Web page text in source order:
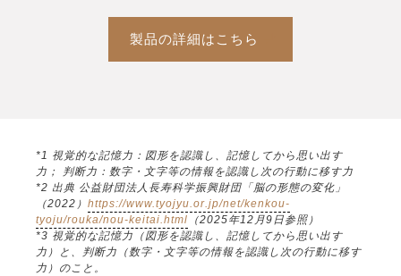
製品の詳細はこちら
*1 視覚的な記憶力：図形を認識し、記憶してから思い出す
力； 判断力：数字・文字等の情報を認識し次の行動に移す力
*2 出典 公益財団法人長寿科学振興財団「脳の形態の変化」
（2022） https://www.tyojyu.or.jp/net/kenkou-
tyoju/rouka/nou-keitai.html （2025年12月9日参照）
*3 視覚的な記憶力（図形を認識し、記憶してから思い出す
力）と、判断力（数字・文字等の情報を認識し次の行動に移す
力）のこと。